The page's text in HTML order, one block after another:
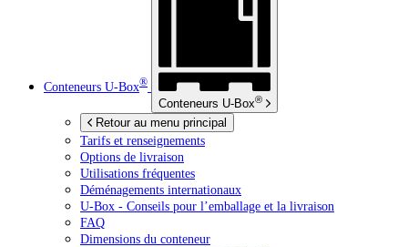
Conteneurs U-Box®
Conteneurs U-Box®
Retour au menu principal
Tarifs et renseignements
Options de livraison
Utilisations fréquentes
Déménagements internationaux
U-Box - Conseils pour l’emballage et la livraison
FAQ
Dimensions du conteneur